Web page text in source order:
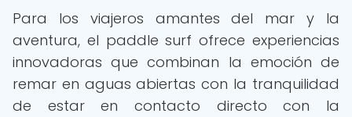
Para los viajeros amantes del mar y la
aventura, el paddle surf ofrece experiencias
innovadoras que combinan la emoción de
remar en aguas abiertas con la tranquilidad
de estar en contacto directo con la